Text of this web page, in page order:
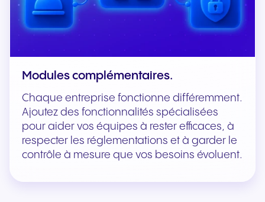
Modules complémentaires.
Chaque entreprise fonctionne différemment.
Ajoutez des fonctionnalités spécialisées
pour aider vos équipes à rester efficaces, à
respecter les réglementations et à garder le
contrôle à mesure que vos besoins évoluent.